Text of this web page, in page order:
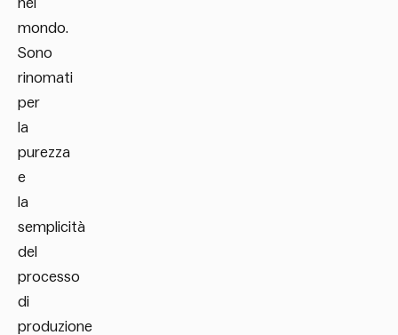
nel
mondo.
Sono
rinomati
per
la
purezza
e
la
semplicità
del
processo
di
produzione